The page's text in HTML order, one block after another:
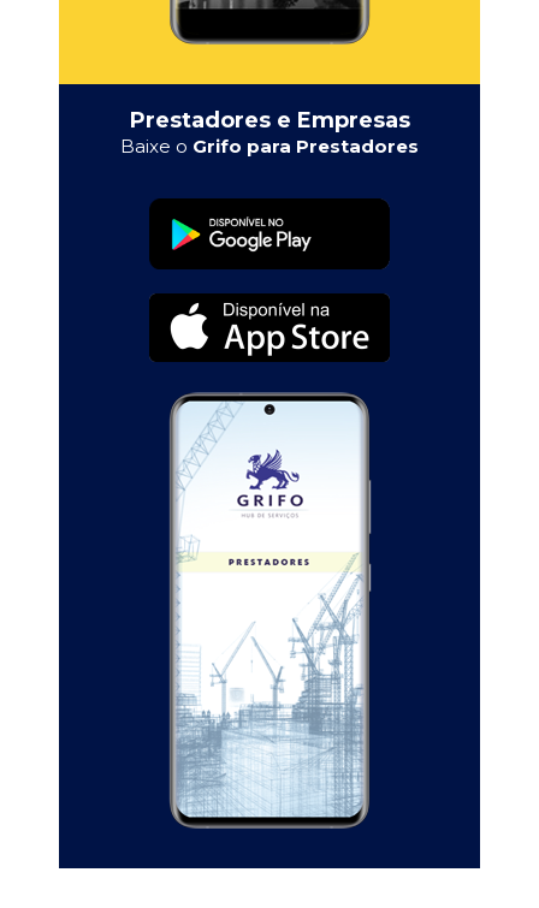
Prestadores e Empresas
Baixe o Grifo para Prestadores